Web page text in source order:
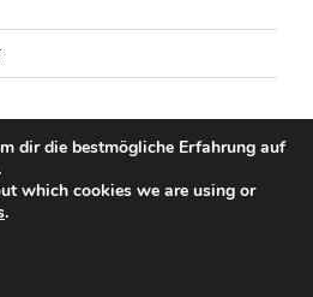
dir die bestmögliche Erfahrung auf
which cookies we are using or
.